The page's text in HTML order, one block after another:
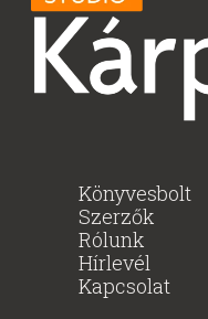
Könyvesbolt
Szerzők
Rólunk
Hírlevél
Kapcsolat